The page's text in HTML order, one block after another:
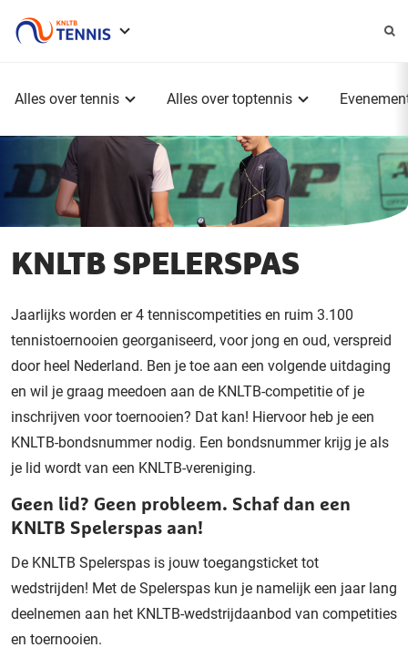
Alles over tennis Alles over toptennis
KNLTB SPELERSPAS
Jaarlijks worden er 4 tenniscompetities en ruim 3.100
tennistoernooien georganiseerd, voor jong en oud, verspreid
door heel Nederland. Ben je toe aan een volgende uitdaging
en wil je graag meedoen aan de KNLTB-competitie of je
inschrijven voor toernooien? Dat kan! Hiervoor heb je een
KNLTB-bondsnummer nodig. Een bondsnummer krijg je als
je lid wordt van een KNLTB-vereniging.
Geen lid? Geen probleem. Schaf dan een
KNLTB Spelerspas aan!
De KNLTB Spelerspas is jouw toegangsticket tot
wedstrijden! Met de Spelerspas kun je namelijk een jaar lang
deelnemen aan het KNLTB-wedstrijdaanbod van competities
en toernooien.